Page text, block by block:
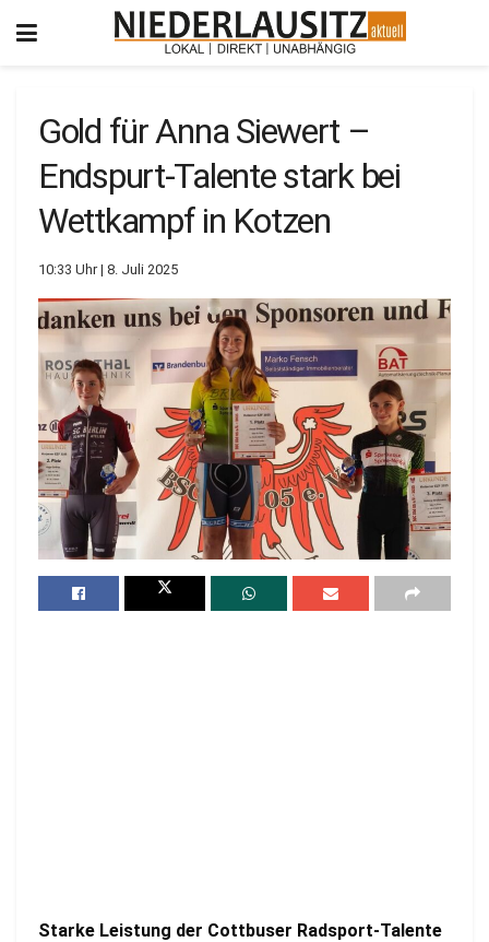
Gold für Anna Siewert –
Endspurt-Talente stark bei
Wettkampf in Kotzen
10:33 Uhr | 8. Juli 2025
Starke Leistung der Cottbuser Radsport-Talente